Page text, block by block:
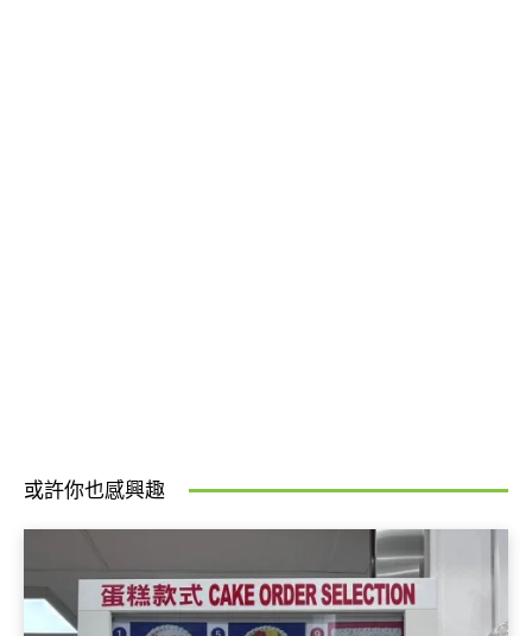
或許你也感興趣